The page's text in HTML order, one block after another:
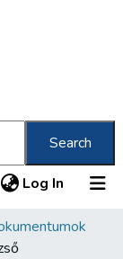
Search
Log In (current)